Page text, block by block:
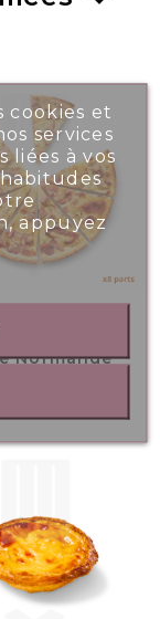
Normande
900gr
cookies et
services
liées à vos
appuyez